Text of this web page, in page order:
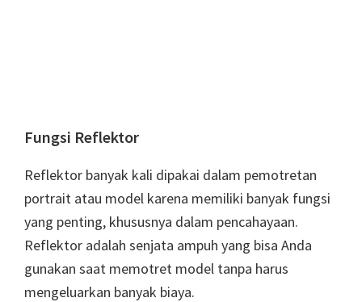
Fungsi Reflektor
Reflektor banyak kali dipakai dalam pemotretan
portrait atau model karena memiliki banyak fungsi
yang penting, khususnya dalam pencahayaan.
Reflektor adalah senjata ampuh yang bisa Anda
gunakan saat memotret model tanpa harus
mengeluarkan banyak biaya.